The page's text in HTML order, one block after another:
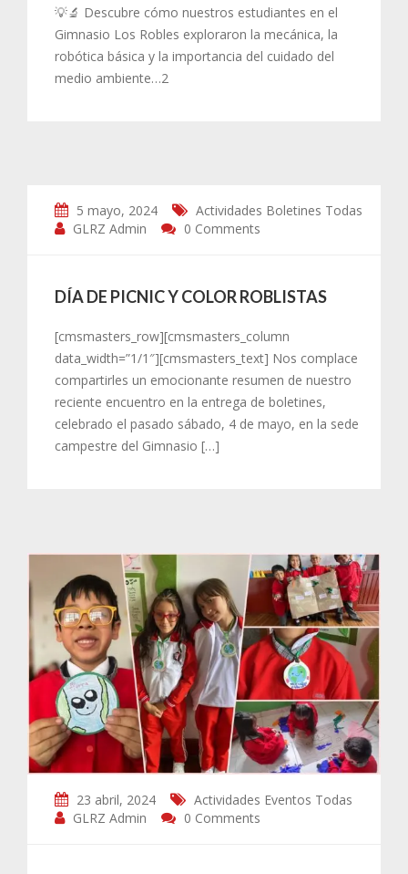
💡🔬 Descubre cómo nuestros estudiantes en el
Gimnasio Los Robles exploraron la mecánica, la
robótica básica y la importancia del cuidado del
medio ambiente…2
5 mayo, 2024 Actividades Boletines Todas
GLRZ Admin
0 Comments
DÍA DE PICNIC Y COLOR ROBLISTAS
[cmsmasters_row][cmsmasters_column
data_width=”1/1″][cmsmasters_text] Nos complace
compartirles un emocionante resumen de nuestro
reciente encuentro en la entrega de boletines,
celebrado el pasado sábado, 4 de mayo, en la sede
campestre del Gimnasio […]
23 abril, 2024 Actividades Eventos Todas
GLRZ Admin
0 Comments